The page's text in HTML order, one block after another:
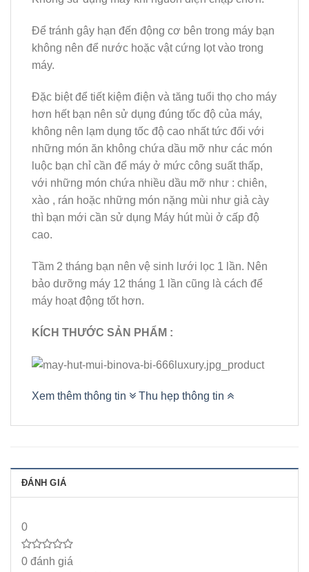
Để tránh gây hạn đến động cơ bên trong máy bạn
không nên để nước hoặc vật cứng lọt vào trong
máy.
Đặc biệt để tiết kiệm điện và tăng tuổi thọ cho máy
hơn hết bạn nên sử dụng đúng tốc độ của máy,
không nên lạm dụng tốc độ cao nhất tức đối với
những món ăn không chứa dầu mỡ như các món
luộc bạn chỉ cần để máy ở mức công suất thấp,
với những món chứa nhiều dầu mỡ như : chiên,
xào , rán hoặc những món nặng mùi như giả cày
thì bạn mới cần sử dụng Máy hút mùi ở cấp độ
cao.
Tầm 2 tháng bạn nên vệ sinh lưới lọc 1 lần. Nên
bảo dưỡng máy 12 tháng 1 lần cũng là cách để
máy hoạt động tốt hơn.
KÍCH THƯỚC SẢN PHẨM :
Xem thêm thông tin Thu hẹp thông tin
ĐÁNH GIÁ
0
0 đánh giá